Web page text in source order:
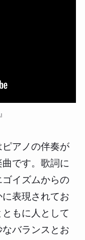
アノの伴奏が
です。歌詞に
イズムからの
表現されてお
もに人として
バランスとお